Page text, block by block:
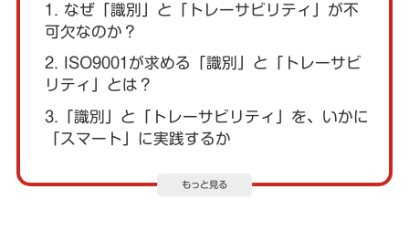
もっと見る
1. なぜ「識別」と「トレーサビリティ」が不
可欠なのか？
2. ISO9001が求める「識別」と「トレーサビ
リティ」とは？
3.「識別」と「トレーサビリティ」を、いかに
「スマート」に実践するか